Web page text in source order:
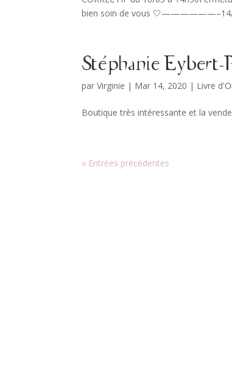
bien soin de vous 🤍——————–14/
Stéphanie
parVirginie | Mar 14, 2020 | Livre
Boutique très intéressante et la
« Entrées précédentes